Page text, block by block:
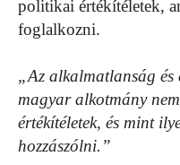
politikai értékítéletek,
foglalkozni.
„Az alkalmatlanság
magyar alkotmány
értékítéletek, és mint
hozzászólni.”